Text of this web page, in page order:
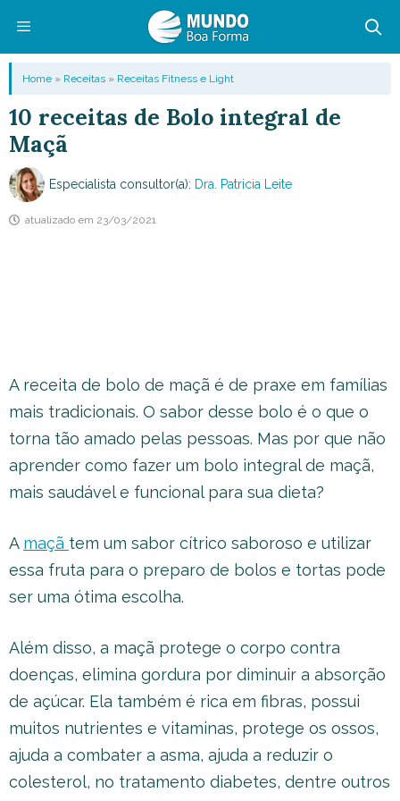
conteúdo
Menu
Home » Receitas » Receitas Fitness e Light
10 receitas de Bolo integral de
Maçã
Especialista consultor(a): Dra. Patricia Leite
atualizado em 23/03/2021
A receita de bolo de maçã é de praxe em famílias
mais tradicionais. O sabor desse bolo é o que o
torna tão amado pelas pessoas. Mas por que não
aprender como fazer um bolo integral de maçã,
mais saudável e funcional para sua dieta?
A maçã tem um sabor cítrico saboroso e utilizar
essa fruta para o preparo de bolos e tortas pode
ser uma ótima escolha.
Além disso, a maçã protege o corpo contra
doenças, elimina gordura por diminuir a absorção
de açúcar. Ela também é rica em fibras, possui
muitos nutrientes e vitaminas, protege os ossos,
ajuda a combater a asma, ajuda a reduzir o
colesterol, no tratamento diabetes, dentre outros